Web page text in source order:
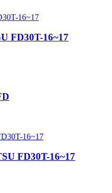
FD30T-16~17
FD30T-16~17